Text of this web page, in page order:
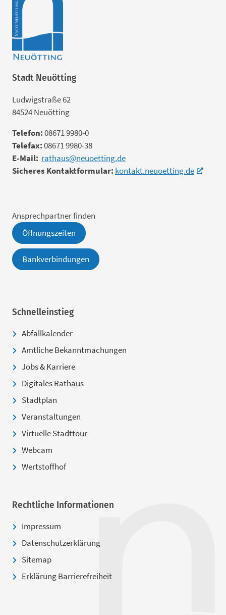
Stadt Neuötting
Ludwigstraße 62
84524 Neuötting
Telefon:08671 9980-0
Telefax:08671 9980-38
E-Mail: rathaus@neuoetting.de
Sicheres Kontaktformular: kontakt.neuoetting.de
Ansprechpartner finden
Öffnungszeiten
Bankverbindungen
Schnelleinstieg
Abfallkalender
Amtliche Bekanntmachungen
Jobs & Karriere
Digitales Rathaus
Stadtplan
Veranstaltungen
Virtuelle Stadttour
Webcam
Wertstoffhof
Rechtliche Informationen
Impressum
Datenschutzerklärung
Sitemap
Erklärung Barrierefreiheit